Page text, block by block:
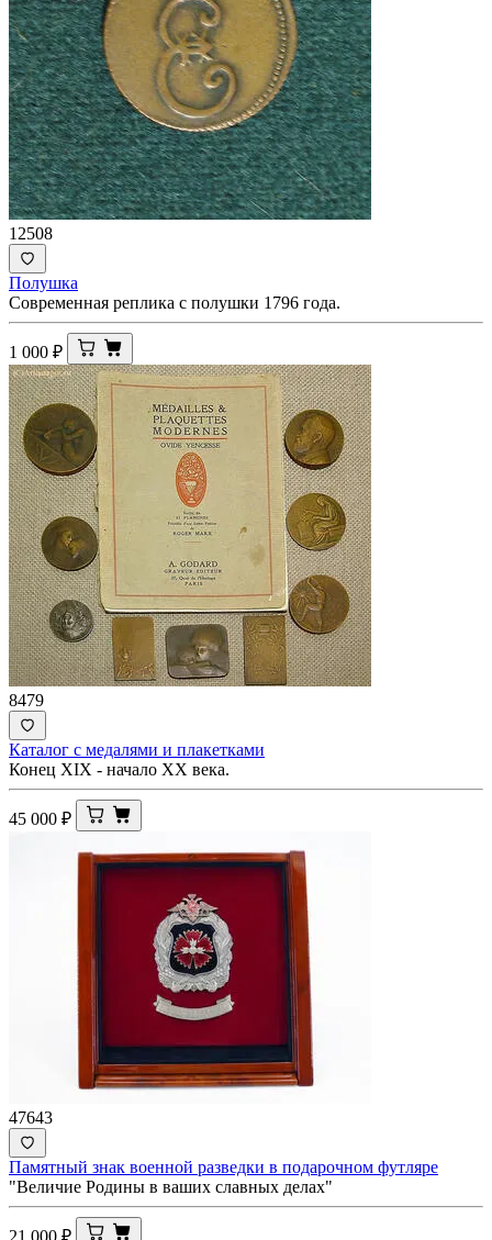
12508
Полушка
Современная реплика с полушки 1796 года.
1 000 ₽
8479
Каталог с медалями и плакетками
Конец XIX - начало XX века.
45 000 ₽
47643
Памятный знак военной разведки в подарочном футляре
"Величие Родины в ваших славных делах"
21 000 ₽